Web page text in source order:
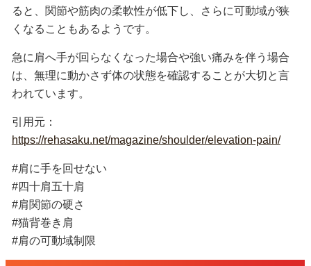
ると、関節や筋肉の柔軟性が低下し、さらに可動域が狭
くなることもあるようです。
急に肩へ手が回らなくなった場合や強い痛みを伴う場合
は、無理に動かさず体の状態を確認することが大切と言
われています。
引用元：
https://rehasaku.net/magazine/shoulder/elevation-pain/
#肩に手を回せない
#四十肩五十肩
#肩関節の硬さ
#猫背巻き肩
#肩の可動域制限